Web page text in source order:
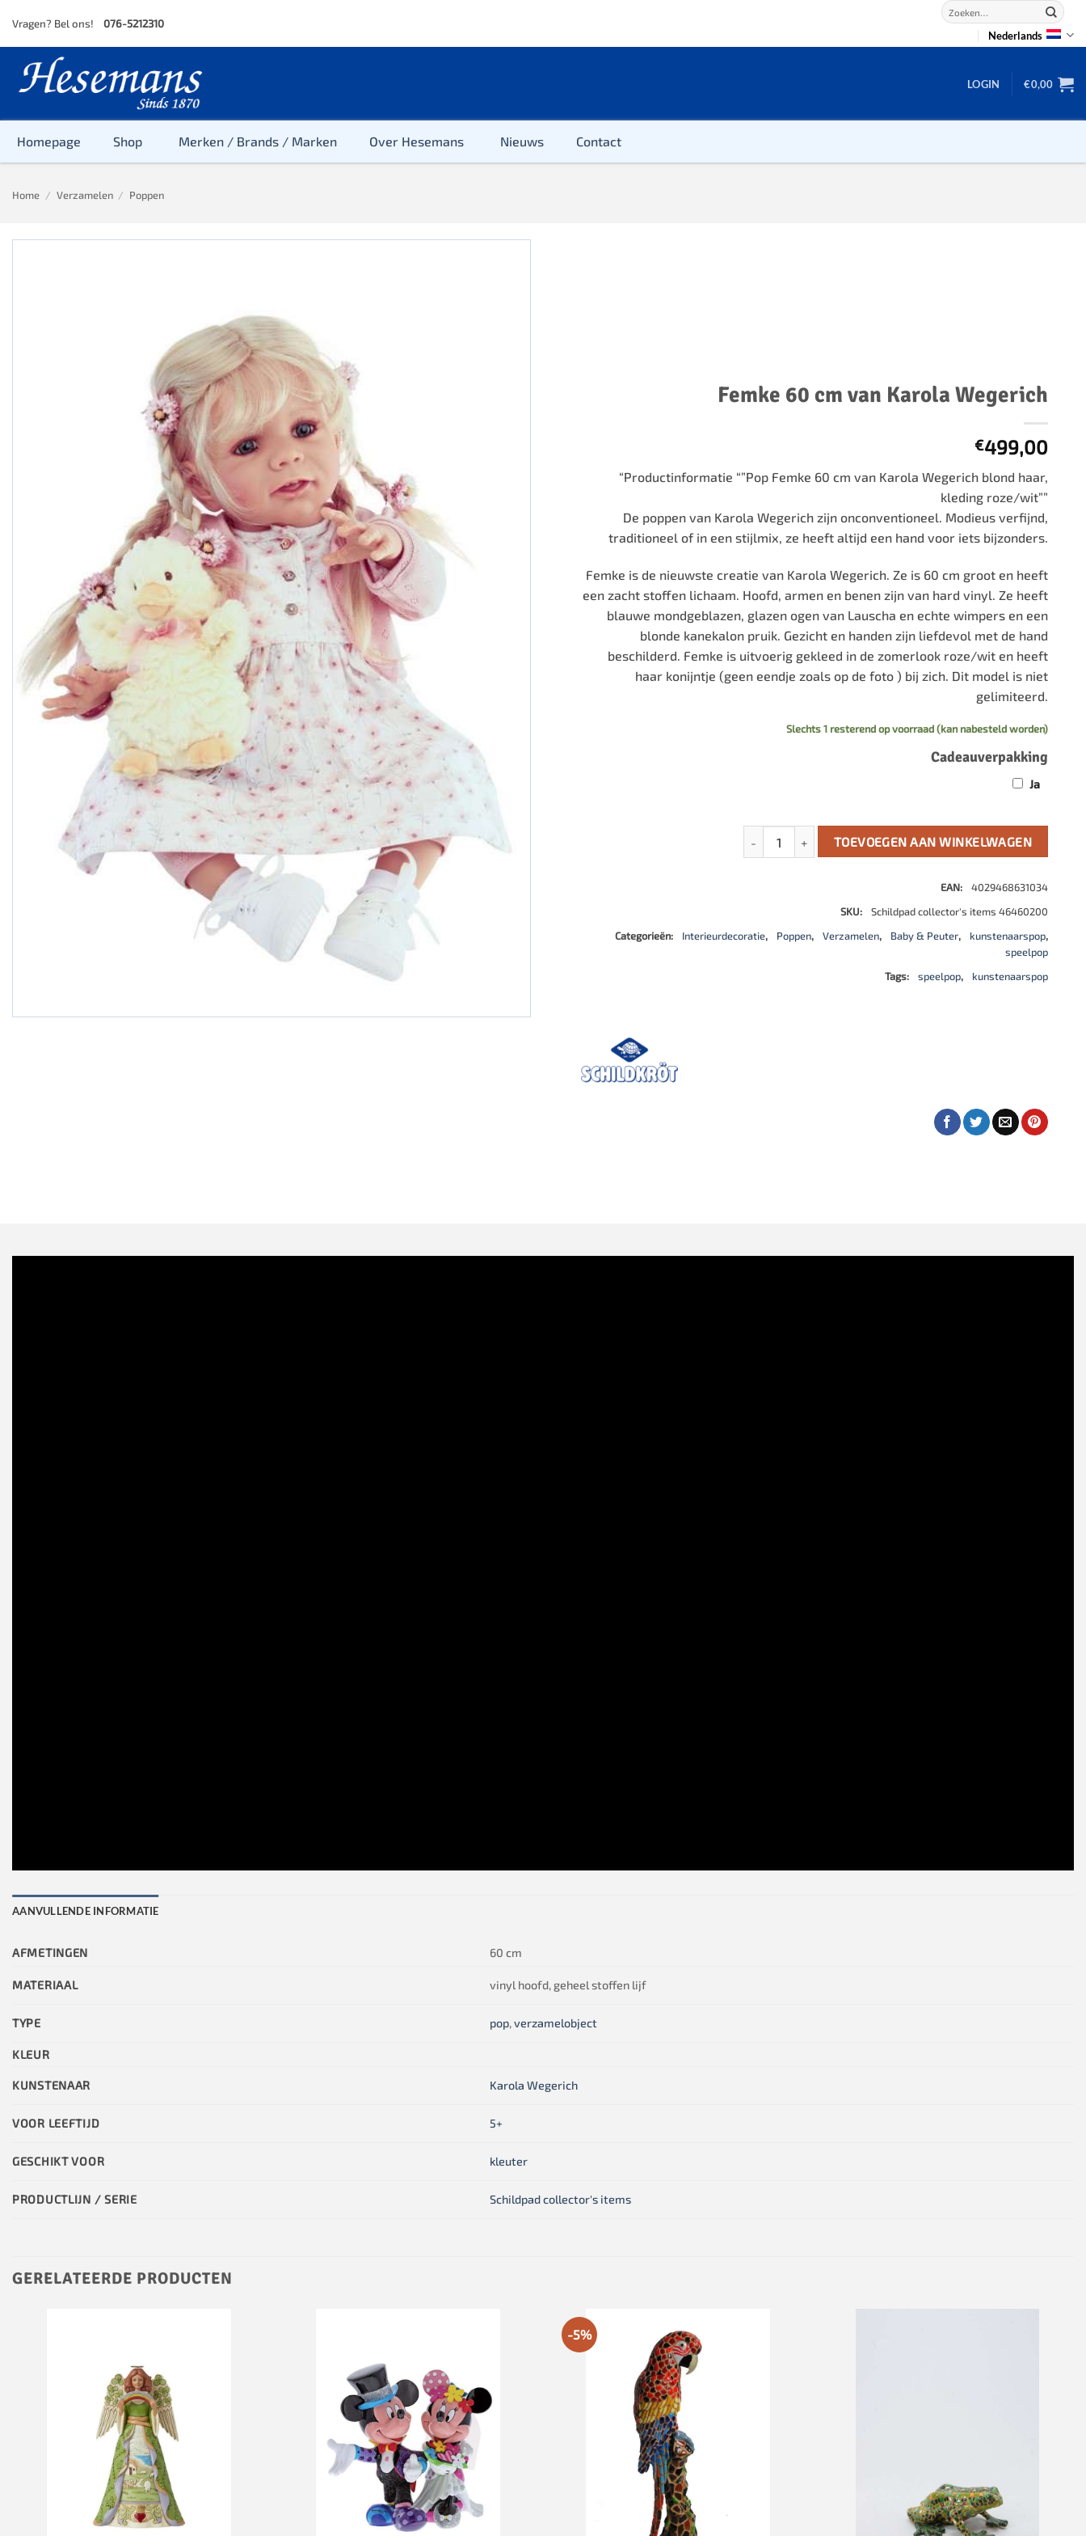
content
Vragen? Bel ons! 076-5212310
Zoeken
naar:
Nederlands
LOGIN €0,00
Homepage Shop
Peuter & Kleuter
500 stukjes XL
2000 stukjes
3000 stukjes
Schaken
schaakklok
schaakstukken
Merken / Brands / Marken Over Hesemans Nieuws Contact
Home / Verzamelen / Poppen
Femke 60 cm van Karola Wegerich
€499,00
“Productinformatie “”Pop Femke 60 cm van Karola Wegerich blond haar,
kleding roze/wit””
De poppen van Karola Wegerich zijn onconventioneel. Modieus verfijnd,
traditioneel of in een stijlmix, ze heeft altijd een hand voor iets bijzonders.
Femke is de nieuwste creatie van Karola Wegerich. Ze is 60 cm groot en heeft
een zacht stoffen lichaam. Hoofd, armen en benen zijn van hard vinyl. Ze heeft
blauwe mondgeblazen, glazen ogen van Lauscha en echte wimpers en een
blonde kanekalon pruik. Gezicht en handen zijn liefdevol met de hand
beschilderd. Femke is uitvoerig gekleed in de zomerlook roze/wit en heeft
haar konijntje (geen eendje zoals op de foto ) bij zich. Dit model is niet
gelimiteerd.
Slechts 1 resterend op voorraad (kan nabesteld worden)
Cadeauverpakking
Ja
Femke 60 cm van Karola Wegerich aantal
TOEVOEGEN AAN WINKELWAGEN
EAN:
4029468631034
SKU:
Schildpad collector's items 46460200
Categorieën:
Interieurdecoratie, Poppen, Verzamelen, Baby & Peuter, kunstenaarspop,
speelpop
Tags:
speelpop, kunstenaarspop
AANVULLENDE INFORMATIE
AFMETINGEN 60 cm
MATERIAAL vinyl hoofd, geheel stoffen lijf
TYPE pop,verzamelobject
KLEUR
KUNSTENAAR Karola Wegerich
VOOR LEEFTIJD 5+
GESCHIKT VOOR kleuter
PRODUCTLIJN / SERIE Schildpad collector's items
GERELATEERDE PRODUCTEN
-5%